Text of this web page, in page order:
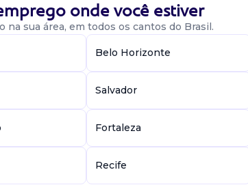
onde você estiver
na sua área, em todos os cantos do Brasil.
Belo Horizonte
Salvador
Fortaleza
Recife